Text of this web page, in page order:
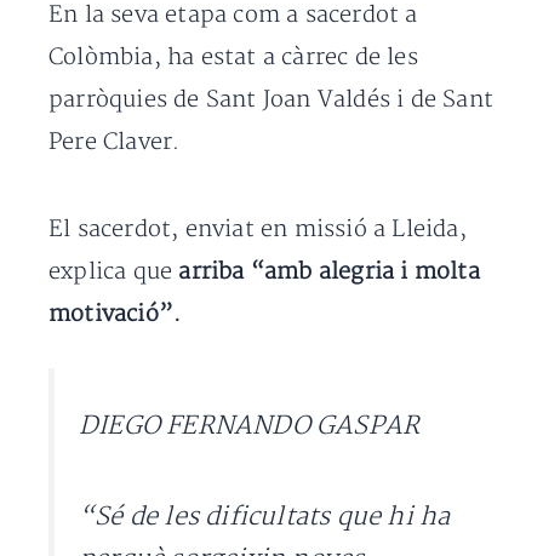
En la seva etapa com a sacerdot a
Colòmbia, ha estat a càrrec de les
parròquies de Sant Joan Valdés i de Sant
Pere Claver.
El sacerdot, enviat en missió a Lleida,
explica que arriba “amb alegria i molta
motivació”.
DIEGO FERNANDO GASPAR
“Sé de les dificultats que hi ha